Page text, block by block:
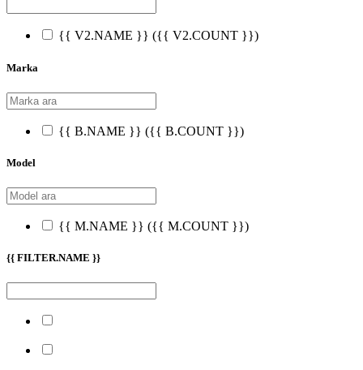
{{ V2.NAME }} ({{ V2.COUNT }})
Marka
{{ B.NAME }} ({{ B.COUNT }})
Model
{{ M.NAME }} ({{ M.COUNT }})
{{ FILTER.NAME }}